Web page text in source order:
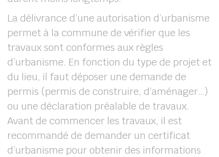
La délivrance d’une autorisation d’urbanisme
permet à la commune de vérifier que les
travaux sont conformes aux règles
d’urbanisme. En fonction du type de projet et
du lieu, il faut déposer une demande de
permis (permis de construire, d’aménager…)
ou une déclaration préalable de travaux.
Avant de commencer les travaux, il est
recommandé de demander un certificat
d’urbanisme pour obtenir des informations